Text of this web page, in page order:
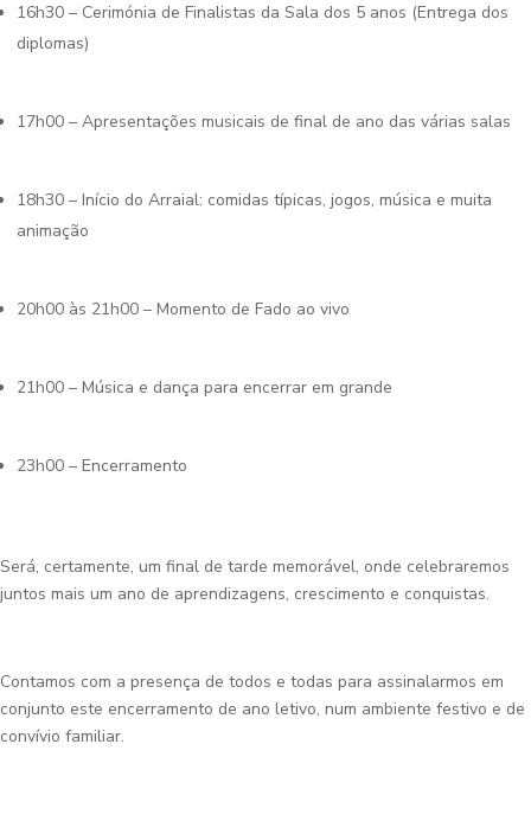
16h30 – Cerimónia de Finalistas da Sala dos 5 anos (Entrega dos
diplomas)
17h00 – Apresentações musicais de final de ano das várias salas
18h30 – Início do Arraial: comidas típicas, jogos, música e muita
animação
20h00 às 21h00 – Momento de Fado ao vivo
21h00 – Música e dança para encerrar em grande
23h00 – Encerramento
Será, certamente, um final de tarde memorável, onde celebraremos
juntos mais um ano de aprendizagens, crescimento e conquistas.
Contamos com a presença de todos e todas para assinalarmos em
conjunto este encerramento de ano letivo, num ambiente festivo e de
convívio familiar.